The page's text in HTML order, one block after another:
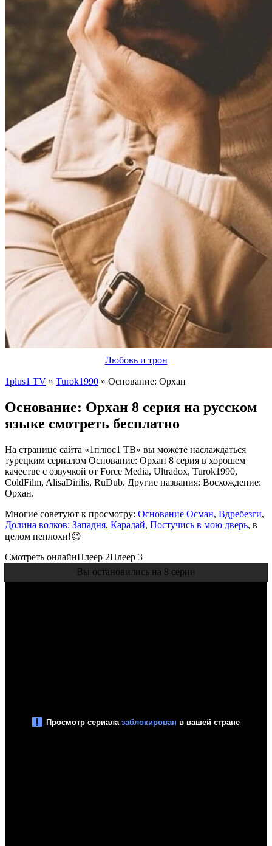
Любовь и трон
1plus1 TV » Turok1990 » Основание: Орхан
Основание: Орхан 8 серия на русском
языке смотреть бесплатно
На странице сайта «1плюс1 ТВ» вы можете наслаждаться
турецким сериалом Основание: Орхан 8 серия в хорошем
качестве с озвучкой от Force Media, Ultradox, Turok1990,
ColdFilm, AlisaDirilis, RuDub. Другие названия: Восхождение:
Орхан.
Многие советуют к просмотру: Основание Осман, Вдребезги,
Долина волков: Западня, Карадай, Постучись в мою дверь, в
целом неплохи!😉
Смотреть онлайнПлеер 2Плеер 3
Вы остановились на 8 серии